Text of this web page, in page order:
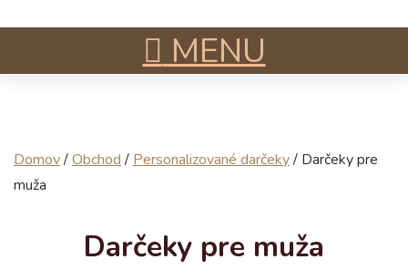
MENU
Domov/Obchod / Personalizované darčeky/ Darčeky pre
muža
Darčeky pre muža